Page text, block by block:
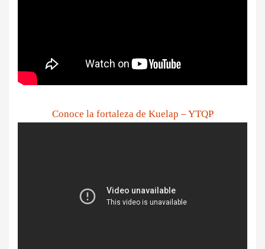
Conoce la fortaleza de Kuelap – YTQP